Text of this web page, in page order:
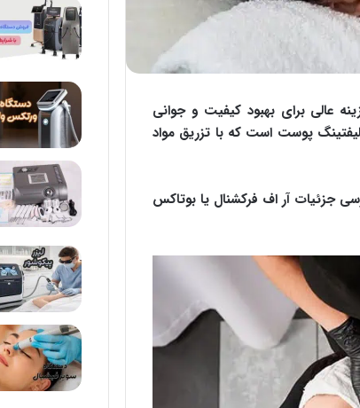
عالی برای بهبود کیفیت و جوانی
پوست است که با تزریق مواد
جزئیات آر اف فرکشنال یا بوتاکس